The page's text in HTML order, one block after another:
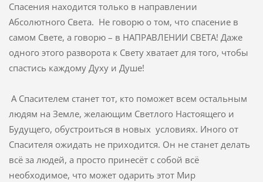
Спасения находится только в направлении
Абсолютного Света. Не говорю о том, что спасение в
самом Свете, а говорю – в НАПРАВЛЕНИИ СВЕТА! Даже
одного этого разворота к Свету хватает для того, чтобы
спастись каждому Духу и Душе!
А Спасителем станет тот, кто поможет всем остальным
людям на Земле, желающим Светлого Настоящего и
Будущего, обустроиться в новых условиях. Иного от
Спасителя ожидать не приходится. Он не станет делать
всё за людей, а просто принесёт с собой всё
необходимое, что может одарить этот Мир